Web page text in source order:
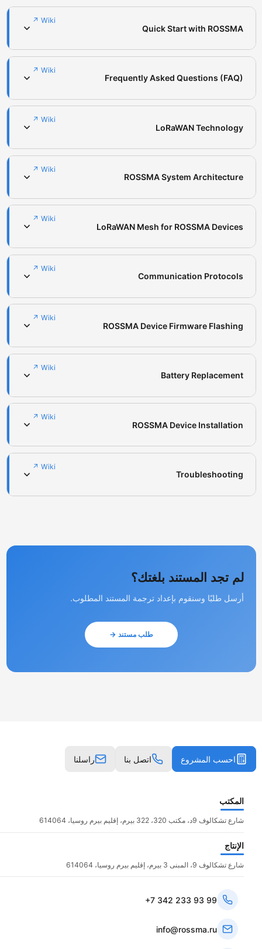
Quick Start with ROSSMA
Wiki ↗
Frequently Asked Questions (FAQ)
Wiki ↗
LoRaWAN Technology
Wiki ↗
ROSSMA System Architecture
Wiki ↗
LoRaWAN Mesh for ROSSMA Devices
Wiki ↗
Communication Protocols
Wiki ↗
ROSSMA Device Firmware Flashing
Wiki ↗
Battery Replacement
Wiki ↗
ROSSMA Device Installation
Wiki ↗
Troubleshooting
Wiki ↗
لم تجد المستند بلغتك؟
أرسل طلبًا وسنقوم بإعداد ترجمة المستند المطلوب.
طلب مستند →
احسب المشروع اتصل بنا راسلنا
المكتب
شارع تشكالوف 9د، مكتب 320، 322 بيرم، إقليم بيرم روسيا، 614064
الإنتاج
شارع تشكالوف 9، المبنى 3 بيرم، إقليم بيرم روسيا، 614064
+7 342 233 93 99
info@rossma.ru